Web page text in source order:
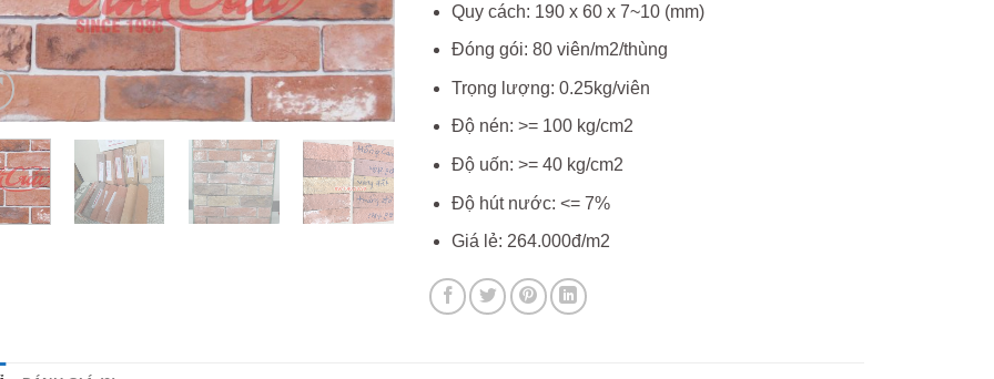
Quy cách: 190 x 60 x 7~10 (mm)
Đóng gói: 80 viên/m2/thùng
Trọng lượng: 0.25kg/viên
Độ nén: >= 100 kg/cm2
Độ uốn: >= 40 kg/cm2
Độ hút nước: <= 7%
Giá lẻ: 264.000đ/m2